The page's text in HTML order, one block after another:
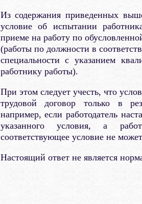
Из содержания приведенных
условие об испытании
приеме на работу по
(работы по должности в
специальности с указанием
работнику работы).
При этом следует учесть, что
трудовой договор только в
например, если работодатель
указанного условия, а
соответствующее условие не
Настоящий ответ не является